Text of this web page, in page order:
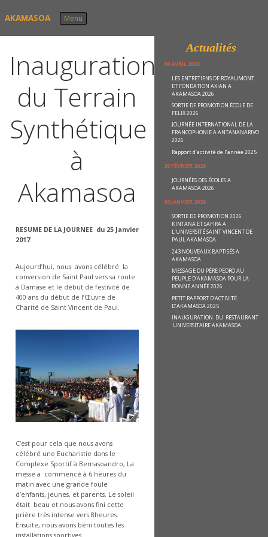
AKAMASOA Menu
Inauguration
du Terrain
Synthétique
à
Akamasoa
RESUME DE LA JOURNEE du 25 Janvier
2017
Aujourd’hui, nous avons célébré la
conversion de Saint Paul vers sa route
à Damase et le début de festivité de
400 ans du début de l’Œuvre de
Charité de Saint Vincent de Paul.
C’est pour cela que nous avons
célébré une Eucharistie dans le
Complexe Sportif à Bemasoandro, La
messe a commencé à 6 heures du
matin avec une grande foule
d’enfants, jeunes, et parents. Le soleil
était beau et nous avons fini cette
prière très intense vers 8heures.
Ensuite, nous avons béni toutes les
installations sportives.
Actualités
30 AVRIL 2026
LES ENTRETIENS DE ROYAUMONT
ET FONDATION AXIAN A
AKAMASOA 2026
SORTIE DE PROMOTION ÉCOLE DE
FELIX 2026
JOURNÉE INTERNATIONAL DE LA
FRANCOPHONIE A ANTANANARIVO
2026
Rapport d’activité de l’année 2025
20 FÉVRIER 2026
JOURNÉES DES ÉCOLES A
AKAMASOA 2026
30 JANVIER 2026
SORTIE DE PROMOTION 2026
KINTANA ET SAFIRA A
L’UNIVERSITÉ SAINT VINCENT DE
PAUL AKAMASOA
243 NOUVEAUX BAPTISÉS A
AKAMASOA
MESSAGE DU PÈRE PEDRO AU
PEUPLE D’AKAMASOA POUR LA
BONNE ANNÉE 2026
PETIT RAPPORT D’ACTIVITÉ
D’AKAMASOA 2025
INAUGURATION DU RESTAURANT
UNIVERSITAIRE AKAMASOA